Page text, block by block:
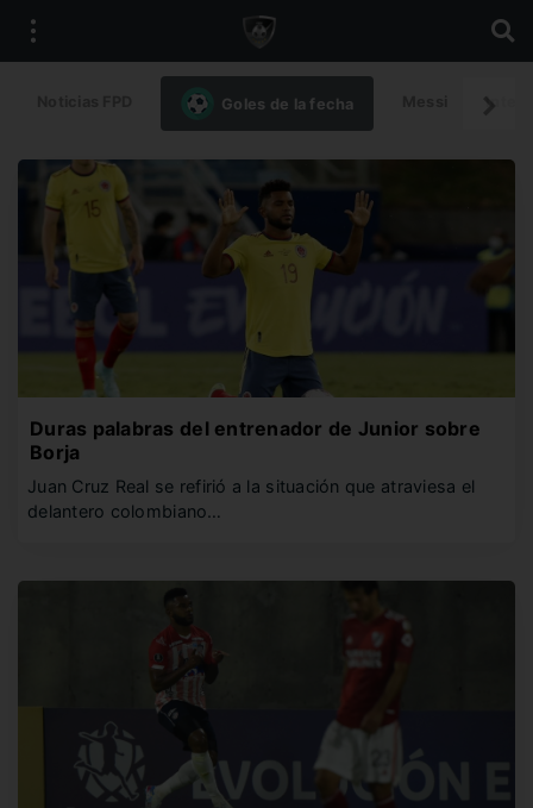
Goles de la fecha
Duras palabras del entrenador de Junior sobre
Borja
Juan Cruz Real se refirió a la situación que atraviesa el
delantero colombiano…